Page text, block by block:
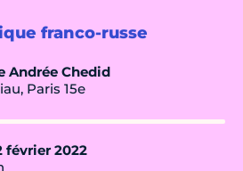
franco-russe
Andrée Chedid
Paris 15e
février 2022